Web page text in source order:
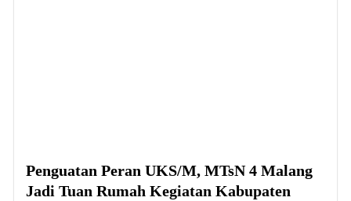
Penguatan Peran UKS/M, MTsN 4 Malang
Jadi Tuan Rumah Kegiatan Kabupaten